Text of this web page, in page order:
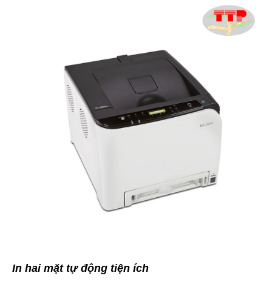
In hai mặt tự động tiện ích